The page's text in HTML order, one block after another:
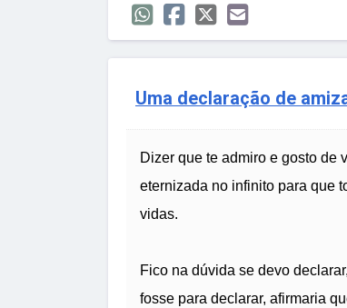
Uma declaração de
Dizer que te admiro e gosto de
eternizada no infinito para que
vidas.
Fico na dúvida se devo
fosse para declarar, afirmaria